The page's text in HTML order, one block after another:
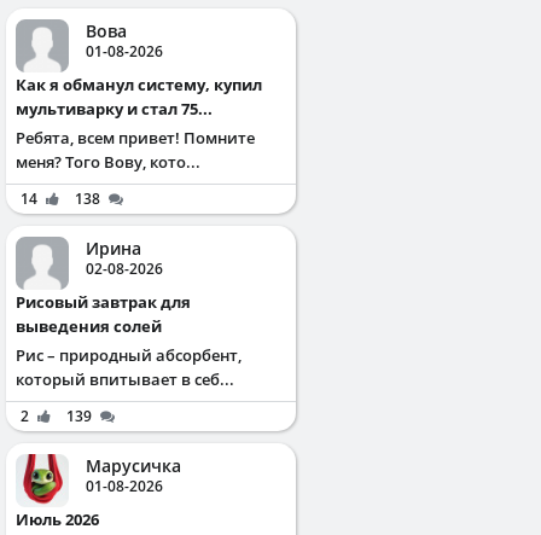
Вова
01-08-2026
Как я обманул систему, купил
мультиварку и стал 75...
Ребята, всем привет! Помните
меня? Того Вову, кото...
14 138
Ирина
02-08-2026
Рисовый завтрак для
выведения солей
Рис – природный абсорбент,
который впитывает в себ...
2 139
Марусичка
01-08-2026
Июль 2026